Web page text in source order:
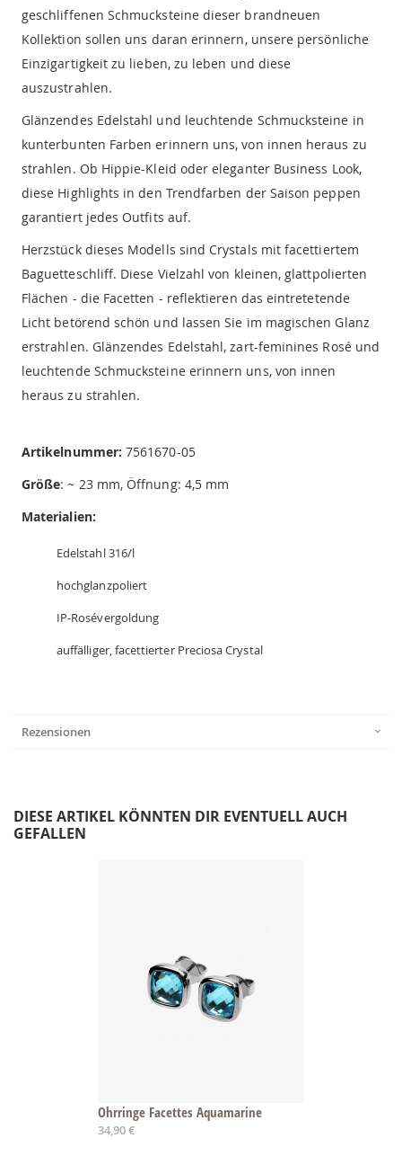
geschliffenen Schmucksteine dieser brandneuen
Kollektion sollen uns daran erinnern, unsere persönliche
Einzigartigkeit zu lieben, zu leben und diese
auszustrahlen.
Glänzendes Edelstahl und leuchtende Schmucksteine in
kunterbunten Farben erinnern uns, von innen heraus zu
strahlen. Ob Hippie-Kleid oder eleganter Business Look,
diese Highlights in den Trendfarben der Saison peppen
garantiert jedes Outfits auf.
Herzstück dieses Modells sind Crystals mit facettiertem
Baguetteschliff. Diese Vielzahl von kleinen, glattpolierten
Flächen - die Facetten - reflektieren das eintretetende
Licht betörend schön und lassen Sie im magischen Glanz
erstrahlen. Glänzendes Edelstahl, zart-feminines Rosé und
leuchtende Schmucksteine erinnern uns, von innen
heraus zu strahlen.
Artikelnummer: 7561670-05
Größe: ~ 23 mm, Öffnung: 4,5 mm
Materialien:
Edelstahl 316/l
hochglanzpoliert
IP-Rosévergoldung
auffälliger, facettierter Preciosa Crystal
Rezensionen
DIESE ARTIKEL KÖNNTEN DIR EVENTUELL AUCH
GEFALLEN
Ohrringe Facettes Aquamarine
34,90 €